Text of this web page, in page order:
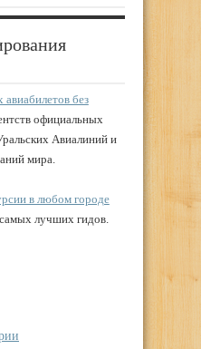
без
официальных
Авиалиний и
мира.
в любом городе
лучших гидов.